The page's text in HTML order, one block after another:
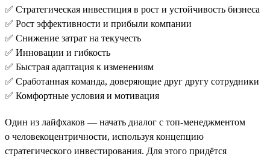
✅ Стратегическая инвестиция в рост и устойчивость бизнеса
✅ Рост эффективности и прибыли компании
✅ Снижение затрат на текучесть
✅ Инновации и гибкость
✅ Быстрая адаптация к изменениям
✅ Сработанная команда, доверяющие друг другу сотрудники
✅ Комфортные условия и мотивация
Один из лайфхаков — начать диалог с топ-менеджментом
о человекоцентричности, используя концепцию
стратегического инвестирования. Для этого придётся